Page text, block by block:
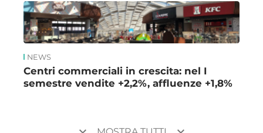
NEWS
Centri commerciali in crescita: nel I
semestre vendite +2,2%, affluenze +1,8%